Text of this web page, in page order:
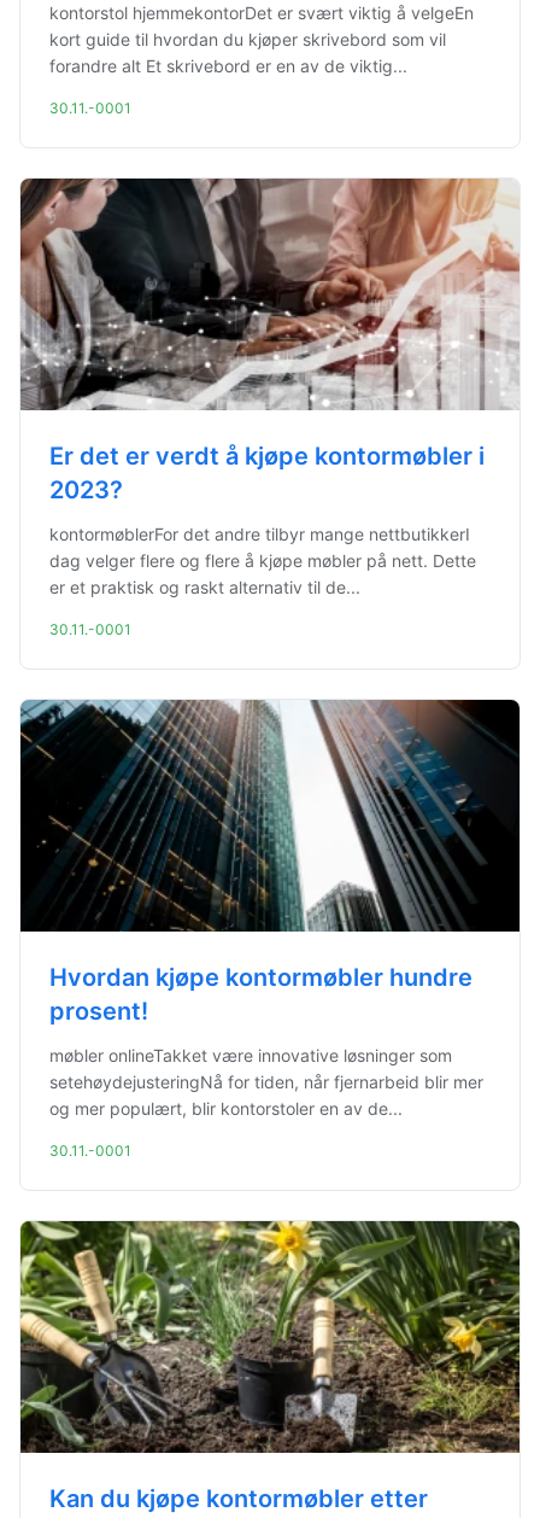
kontorstol hjemmekontorDet er svært viktig å velgeEn
kort guide til hvordan du kjøper skrivebord som vil
forandre alt Et skrivebord er en av de viktig...
30.11.-0001
Er det er verdt å kjøpe kontormøbler i
2023?
kontormøblerFor det andre tilbyr mange nettbutikkerI
dag velger flere og flere å kjøpe møbler på nett. Dette
er et praktisk og raskt alternativ til de...
30.11.-0001
Hvordan kjøpe kontormøbler hundre
prosent!
møbler onlineTakket være innovative løsninger som
setehøydejusteringNå for tiden, når fjernarbeid blir mer
og mer populært, blir kontorstoler en av de...
30.11.-0001
Kan du kjøpe kontormøbler etter